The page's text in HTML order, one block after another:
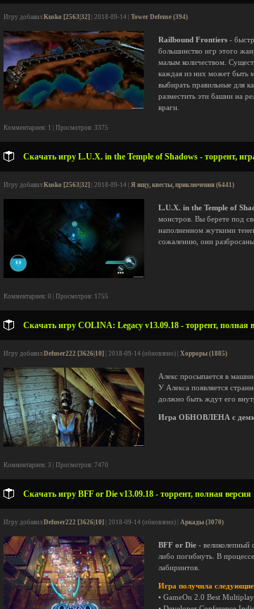
Игру добавил Kusko [2563|32] | 2018-09-14 | Tower Defense (394)
Railbound Frontiers -
большинство игр этого
малым количеством.
каждая из них может быть
выбирать правильные для
разместить эти башни на
враги.
Комментариев: 1 | Просмотров: 3375
Скачать игру L.U.X. in the Temple of Shadows - торрент,
Игру добавил Kusko [2563|32] | 2018-09-14 | Я ищу, квесты, приключения (6441)
L.U.X. in the Temple of
монстров. Вы берете под
наполненном жуткими
сожалению, они
Комментариев: 0 | Просмотров: 1755
Скачать игру COLINA: Legacy v13.09.18 - торрент, полная
Игру добавил Defuser222 [3626|10] | 2018-09-14 (обновлено) | Хорроры (1885)
Алекс просыпается в
У Алекса появляется
должно быть ждут его
Игра ОБНОВЛЕНА с
Комментариев: 3 | Просмотров: 7470
Скачать игру BFF or Die v13.09.18 - торрент, полная версия
Игру добавил Defuser222 [3626|10] | 2018-09-14 (обновлено) | Аркады (3070)
BFF or Die - великолепный
либо погибнуть. В
лабиринтов.
Игра получила
• GameOn 2.0 Best